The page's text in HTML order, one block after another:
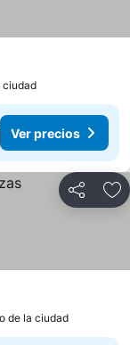
ciudad
Ver precios
Compartir
de la ciudad